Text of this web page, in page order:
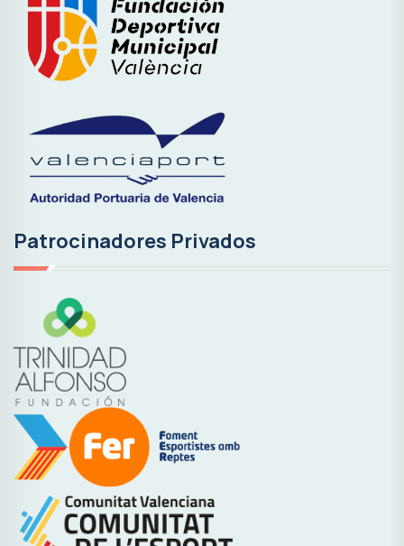
Patrocinadores Privados